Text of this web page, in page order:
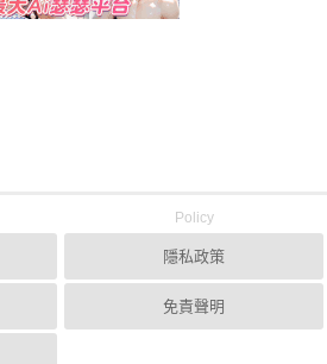
Policy
隱私政策
免責聲明